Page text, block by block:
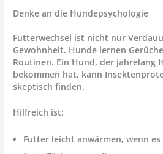
Denke an die Hundepsychologie
Futterwechsel ist nicht nur
Gewohnheit. Hunde lernen
Routinen. Ein Hund, der jahrelang
bekommen hat, kann
skeptisch finden.
Hilfreich ist:
Futter leicht anwärmen, wenn